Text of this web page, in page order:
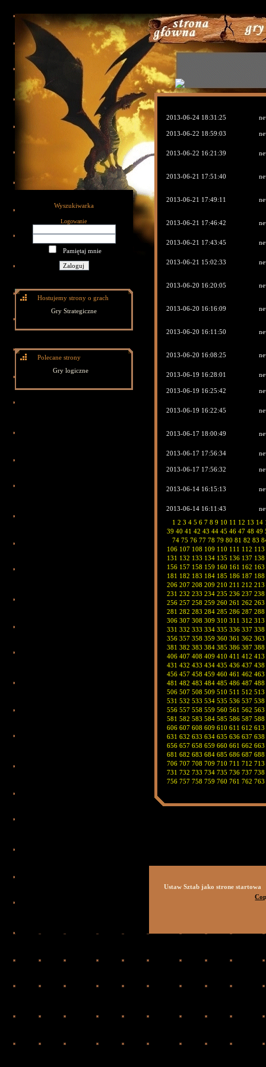
Wyszukiwarka
Logowanie
Pamiętaj mnie
Hostujemy strony o grach
Gry Strategiczne
Polecane strony
Gry logiczne
2013-06-24 18:31:25
2013-06-22 18:59:03
2013-06-22 16:21:39
2013-06-21 17:51:40
2013-06-21 17:49:11
2013-06-21 17:46:42
2013-06-21 17:43:45
2013-06-21 15:02:33
2013-06-20 16:20:05
2013-06-20 16:16:09
2013-06-20 16:11:50
2013-06-20 16:08:25
2013-06-19 16:28:01
2013-06-19 16:25:42
2013-06-19 16:22:45
2013-06-17 18:00:49
2013-06-17 17:56:34
2013-06-17 17:56:32
2013-06-14 16:15:13
2013-06-14 16:11:43
1 2 3 4 5 6 7 8 9 10 11 12 13 14
39 40 41 42 43 44 45 46 47 48 49
74 75 76 77 78 79 80 81 82 83
106 107 108 109 110 111 112 113
131 132 133 134 135 136 137 138
156 157 158 159 160 161 162 163
181 182 183 184 185 186 187 188
206 207 208 209 210 211 212 213
231 232 233 234 235 236 237 238
256 257 258 259 260 261 262 263
281 282 283 284 285 286 287 288
306 307 308 309 310 311 312 313
331 332 333 334 335 336 337 338
356 357 358 359 360 361 362 363
381 382 383 384 385 386 387 388
406 407 408 409 410 411 412 413
431 432 433 434 435 436 437 438
456 457 458 459 460 461 462 463
481 482 483 484 485 486 487 488
506 507 508 509 510 511 512 513
531 532 533 534 535 536 537 538
556 557 558 559 560 561 562 563
581 582 583 584 585 586 587 588
606 607 608 609 610 611 612 613
631 632 633 634 635 636 637 638
656 657 658 659 660 661 662 663
681 682 683 684 685 686 687 688
706 707 708 709 710 711 712 713
731 732 733 734 735 736 737 738
756 757 758 759 760 761 762 763
Ustaw Sztab jako strone startowa